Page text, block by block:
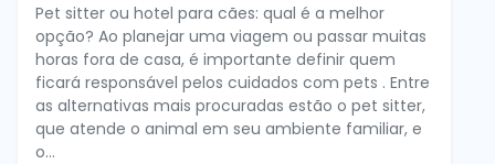
Pet sitter ou hotel para cães: qual é a melhor
opção? Ao planejar uma viagem ou passar muitas
horas fora de casa, é importante definir quem
ficará responsável pelos cuidados com pets . Entre
as alternativas mais procuradas estão o pet sitter,
que atende o animal em seu ambiente familiar, e
o...